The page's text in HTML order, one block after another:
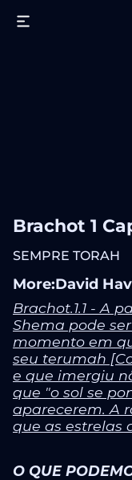
Brachot 1
SEMPRE TORAH
More:David
Brachot.1.1 - A
Shema pode
momento em
seu terumah
e que imergiu
que "o sol se
aparecerem. A
que as estrelas
O QUE